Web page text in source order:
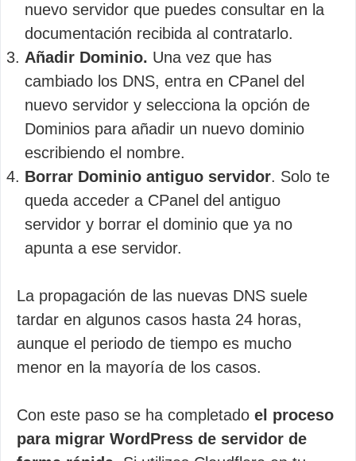
nuevo servidor que puedes consultar en la
documentación recibida al contratarlo.
Añadir Dominio. Una vez que has
cambiado los DNS, entra en CPanel del
nuevo servidor y selecciona la opción de
Dominios para añadir un nuevo dominio
escribiendo el nombre.
Borrar Dominio antiguo servidor. Solo te
queda acceder a CPanel del antiguo
servidor y borrar el dominio que ya no
apunta a ese servidor.
La propagación de las nuevas DNS suele
tardar en algunos casos hasta 24 horas,
aunque el periodo de tiempo es mucho
menor en la mayoría de los casos.
Con este paso se ha completado el proceso
para migrar WordPress de servidor de